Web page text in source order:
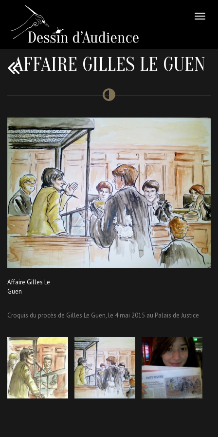
AFFAIRE GILLES LE GUEN
Affaire Gilles Le
Guen
Croquis du procès de Gilles Le Guen, le 4 mai 2015 au Palais de Justice